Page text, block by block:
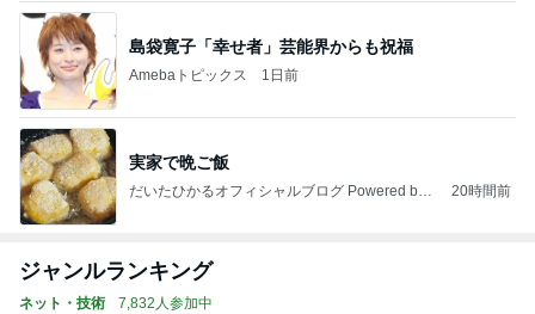
島袋寛子「幸せ者」芸能界からも祝福
Amebaトピックス 1日前
実家で晩ご飯
だいたひかるオフィシャルブログ Powered by
20時間前
ジャンルランキング
ネット・技術 7,832人参加中